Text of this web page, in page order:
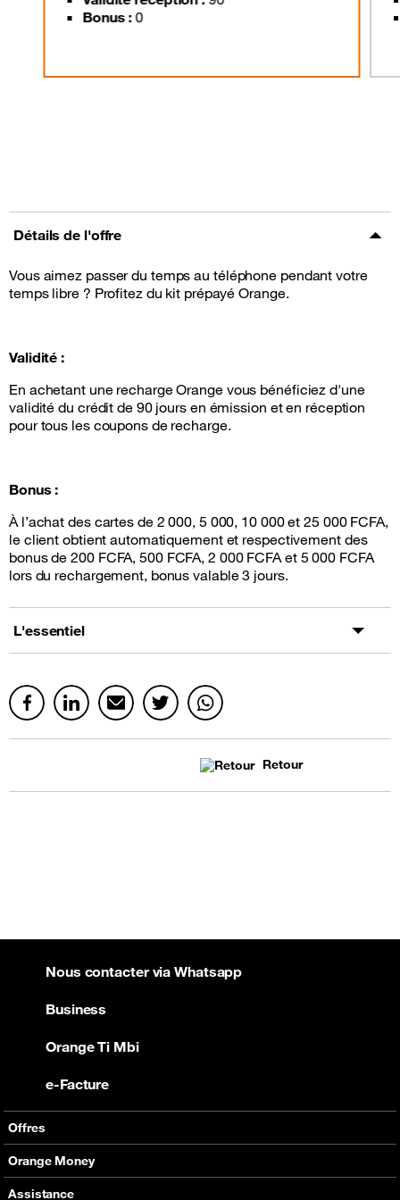
Bonus :0
Détails de l'offre
Vous aimez passer du temps au téléphone pendant votre
temps libre ? Profitez du kit prépayé Orange.
Validité :
En achetant une recharge Orange vous bénéficiez d'une
validité du crédit de 90 jours en émission et en réception
pour tous les coupons de recharge.
Bonus :
À l’achat des cartes de 2 000, 5 000, 10 000 et 25 000 FCFA,
le client obtient automatiquement et respectivement des
bonus de 200 FCFA, 500 FCFA, 2 000 FCFA et 5 000 FCFA
lors du rechargement, bonus valable 3 jours.
L'essentiel
Retour
Offres
Offres Mobiles
Internet
Orange Money
Présentation
Assistance
Nous contacter via Whatsapp
Business
Orange Ti Mbi
e-Facture